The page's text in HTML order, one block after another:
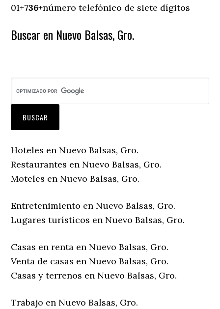
01+736+número telefónico de siete dígitos
Buscar en Nuevo Balsas, Gro.
Hoteles en Nuevo Balsas, Gro.
Restaurantes en Nuevo Balsas, Gro.
Moteles en Nuevo Balsas, Gro.
Entretenimiento en Nuevo Balsas, Gro.
Lugares turísticos en Nuevo Balsas, Gro.
Casas en renta en Nuevo Balsas, Gro.
Venta de casas en Nuevo Balsas, Gro.
Casas y terrenos en Nuevo Balsas, Gro.
Trabajo en Nuevo Balsas, Gro.